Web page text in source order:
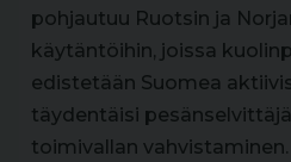
pohjautuu Ruotsin ja
käytäntöihin, joissa
edistetään Suomea
täydentäisi
toimivallan vahvistaminen.